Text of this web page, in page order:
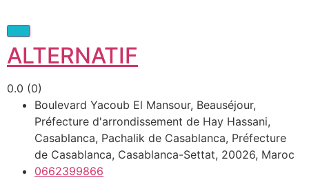
ALTERNATIF
0.0 (0)
Boulevard Yacoub El Mansour, Beauséjour,
Préfecture d'arrondissement de Hay Hassani,
Casablanca, Pachalik de Casablanca, Préfecture
de Casablanca, Casablanca-Settat, 20026, Maroc
0662399866